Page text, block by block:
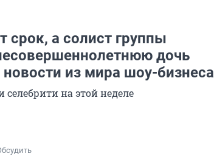
срок, а солист группы
дочь
из мира шоу-бизнеса
на этой неделе